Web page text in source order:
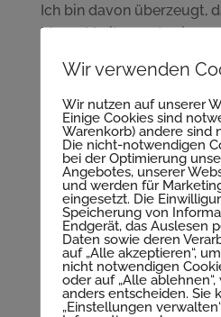
Ich bin davon überzeugt,
Menschheit gerade einen
Werkzeuge und die
Prozesse anzustoßen als
Wir können uns von alten
ein Leben in Liebe, Frieden
Harmonie erschaffen. Das
für uns selbst, aber auch
kommen werden.
Die Liebe und der
Schmerz
Deshalb möchte ich dich
Wir verwenden
Wir nutzen auf unserer
Einige Cookies sind
Warenkorb) andere sind
Die nicht-notwendigen
bei der Optimierung
Angebotes, unserer
und werden für
eingesetzt. Die
Speicherung von
Endgerät, das Auslesen
Daten sowie deren
auf „Alle akzeptieren“,
nicht notwendigen
oder auf „Alle
anders entscheiden. Sie
„Einstellungen